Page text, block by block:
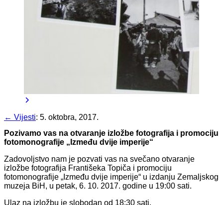
← Vijesti: 5. oktobra, 2017.
Pozivamo vas na otvaranje izložbe fotografija i promociju
fotomonografije „Između dvije imperije“
Zadovoljstvo nam je pozvati vas na svečano otvaranje
izložbe fotografija Františeka Topiča i promociju
fotomonografije „Između dvije imperije“ u izdanju Zemaljskog
muzeja BiH, u petak, 6. 10. 2017. godine u 19:00 sati.
Ulaz na izložbu je slobodan od 18:30 sati.